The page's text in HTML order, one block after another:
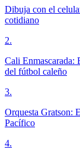
Dibuja con el
cotidiano
2.
Cali Enmascarada:
del fútbol caleño
3.
Orquesta Gratson:
Pacífico
4.